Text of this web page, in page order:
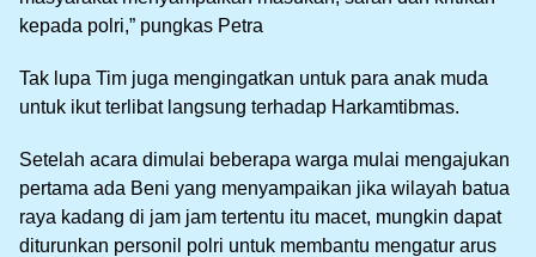
kepada polri,” pungkas Petra
Tak lupa Tim juga mengingatkan untuk para anak muda
untuk ikut terlibat langsung terhadap Harkamtibmas.
Setelah acara dimulai beberapa warga mulai mengajukan
pertama ada Beni yang menyampaikan jika wilayah batua
raya kadang di jam jam tertentu itu macet, mungkin dapat
diturunkan personil polri untuk membantu mengatur arus